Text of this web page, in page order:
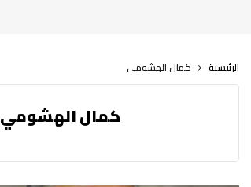
الرئيسية كمال الهشومي
كمال الهشومي